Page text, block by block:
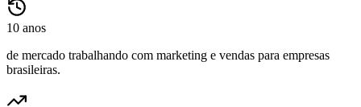
10 anos
de mercado trabalhando com marketing e vendas para empresas
brasileiras.